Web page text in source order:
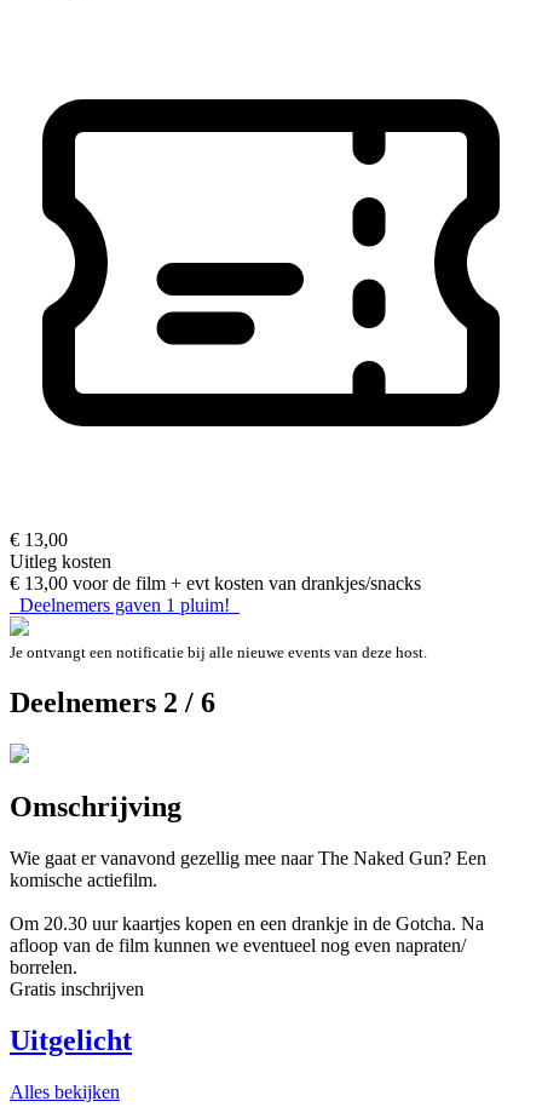
€ 13,00
Uitleg kosten
€ 13,00 voor de film + evt kosten van drankjes/snacks
Deelnemers gaven 1 pluim!
Je ontvangt een notificatie bij alle nieuwe events van deze host.
Deelnemers 2 / 6
Omschrijving
Wie gaat er vanavond gezellig mee naar The Naked Gun? Een
komische actiefilm.
Om 20.30 uur kaartjes kopen en een drankje in de Gotcha. Na
afloop van de film kunnen we eventueel nog even napraten/
borrelen.
Gratis inschrijven
Uitgelicht
Alles bekijken